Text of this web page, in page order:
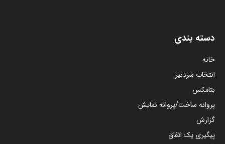
دسته بندی
خانه
انتخاب سردبیر
بتامکس
پروانه ساخت/پروانه نمایش
گزارش
پیگیری یک اتفاق